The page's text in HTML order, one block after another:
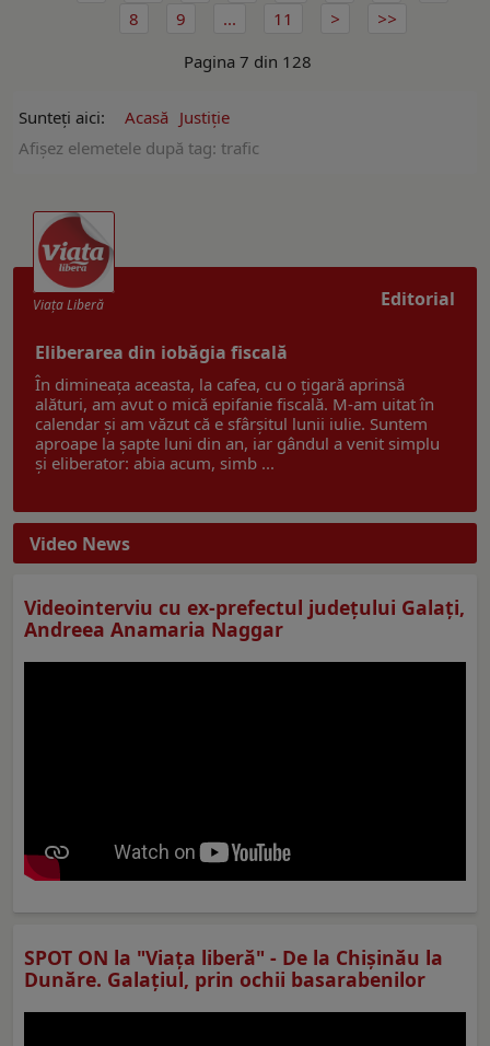
8
9 ...
11
Pagina 7 din 128
Sunteți aici: Acasă Justiție
Afişez elemetele după tag: trafic
Editorial
Viaţa Liberă
Eliberarea din iobăgia fiscală
În dimineața aceasta, la cafea, cu o țigară aprinsă
alături, am avut o mică epifanie fiscală. M-am uitat în
calendar și am văzut că e sfârșitul lunii iulie. Suntem
aproape la șapte luni din an, iar gândul a venit simplu
și eliberator: abia acum, simb ...
Video News
Videointerviu cu ex-prefectul judeţului Galaţi,
Andreea Anamaria Naggar
SPOT ON la "Viaţa liberă" - De la Chișinău la
Dunăre. Galațiul, prin ochii basarabenilor